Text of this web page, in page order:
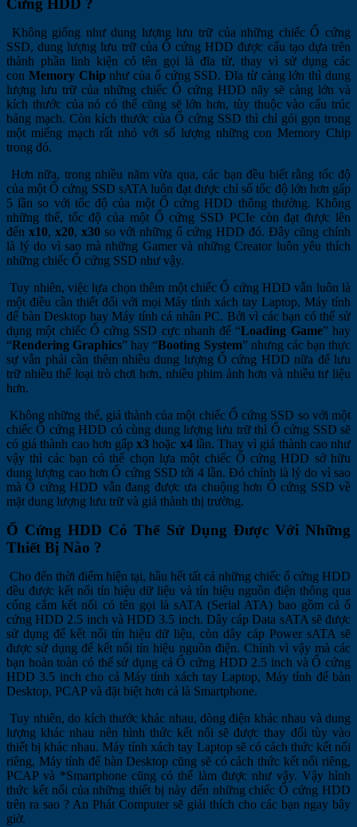
Cứng HDD ?
Không giống như dung lượng lưu trữ của những chiếc Ổ cứng
SSD, dung lượng lưu trữ của Ổ cứng HDD được cấu tạo dựa trên
thành phần linh kiện có tên gọi là đĩa từ, thay vì sử dụng các
con Memory Chip như của ổ cứng SSD. Đĩa từ càng lớn thì dung
lượng lưu trữ của những chiếc Ổ cứng HDD nãy sẽ càng lớn và
kích thước của nó có thể cũng sẽ lớn hơn, tùy thuộc vào cấu trúc
bảng mạch. Còn kích thước của Ổ cứng SSD thì chỉ gói gọn trong
một miếng mạch rất nhỏ với số lượng những con Memory Chip
trong đó.
Hơn nữa, trong nhiều năm vừa qua, các bạn đều biết rằng tốc độ
của một Ổ cứng SSD sATA luôn đạt được chỉ số tốc độ lớn hơn gấp
5 lần so với tốc độ của một Ổ cứng HDD thông thường. Không
những thế, tốc độ của một Ổ cứng SSD PCIe còn đạt được lên
đến x10, x20, x30 so với những ổ cứng HDD đó. Đây cũng chính
là lý do vì sao mà những Gamer và những Creator luôn yêu thích
những chiếc Ổ cứng SSD như vậy.
Tuy nhiên, việc lựa chọn thêm một chiếc Ổ cứng HDD vẫn luôn là
một điều cần thiết đối với mọi Máy tính xách tay Laptop, Máy tính
để bàn Desktop hay Máy tính cá nhân PC. Bởi vì các bạn có thể sử
dụng một chiếc Ổ cứng SSD cực nhanh để “Loading Game” hay
“Rendering Graphics” hay “Booting System” nhưng các bạn thực
sự vẫn phải cần thêm nhiều dung lượng Ổ cứng HDD nữa để lưu
trữ nhiều thể loại trò chơi hơn, nhiều phim ảnh hơn và nhiều tư liệu
hơn.
Không những thế, giá thành của một chiếc Ổ cứng SSD so với một
chiếc Ổ cứng HDD có cùng dung lượng lưu trữ thì Ổ cứng SSD sẽ
có giá thành cao hơn gấpx3 hoặc x4lần. Thay vì giá thành cao như
vậy thì các bạn có thể chọn lựa một chiếc Ổ cứng HDD sở hữu
dung lượng cao hơn Ổ cứng SSD tới 4 lần. Đó chính là lý do vì sao
mà Ổ cứng HDD vẫn đang được ưa chuộng hơn Ổ cứng SSD về
mặt dung lượng lưu trữ và giá thành thị trường.
Ổ Cứng HDD Có Thể Sử Dụng Được Với Những
Thiết Bị Nào ?
Cho đến thời điểm hiện tại, hầu hết tất cả những chiếc ổ cứng HDD
đều được kết nối tín hiệu dữ liệu và tín hiệu nguồn điện thông qua
cổng cắm kết nối có tên gọi là sATA (Serial ATA) bao gồm cả ổ
cứng HDD 2.5 inch và HDD 3.5 inch. Dây cáp Data sATA sẽ được
sử dụng để kết nối tín hiệu dữ liệu, còn dây cáp Power sATA sẽ
được sử dụng để kết nối tín hiệu nguồn điện. Chính vì vậy mà các
bạn hoàn toàn có thể sử dụng cả Ổ cứng HDD 2.5 inch và Ổ cứng
HDD 3.5 inch cho cả Máy tính xách tay Laptop, Máy tính để bàn
Desktop, PCAP và đặt biệt hơn cả là Smartphone.
Tuy nhiên, do kích thước khác nhau, dòng điện khác nhau và dung
lượng khác nhau nên hình thức kết nối sẽ được thay đổi tùy vào
thiết bị khác nhau. Máy tính xách tay Laptop sẽ có cách thức kết nối
riêng, Máy tính để bàn Desktop cũng sẽ có cách thức kết nối riêng,
PCAP và *Smartphone cũng có thể làm được như vậy. Vậy hình
thức kết nối của những thiết bị này đến những chiếc Ổ cứng HDD
trên ra sao ? An Phát Computer sẽ giải thích cho các bạn ngay bây
giờ.